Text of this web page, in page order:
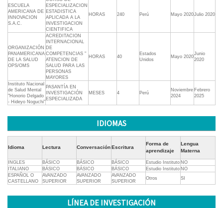
ESCUELA
AMERICANA DE
INNOVACION
S.A.C.
ESPECIALIZACION
ESTADISTICA
APLICADA A LA
INVESTIGACION
CIENTIFICA
HORAS 240 Perú Mayo 2020Julio 2020
ORGANIZACIÓN
PANAMERICANA
DE LA SALUD
OPS/OMS
ACREDITACION
INTERNACIONAL
DE
COMPETENCIAS "
ATENCION DE
SALUD PARA LAS
PERSONAS
MAYORES
HORAS 40
Estados
Unidos
Mayo 2020
Junio
2020
Instituto Nacional
de Salud Mental
"Honorio Delgado
- Hideyo Noguchi"
PASANTÍA EN
INVESTIGACIÓN
ESPECIALIZADA
MESES 4 Perú
Noviembre
2024
Febrero
2025
IDIOMAS
Idioma Lectura ConversaciónEscritura
Forma de
aprendizaje
Lengua
Materna
INGLES BÁSICO BÁSICO BÁSICO Estudio Instituto NO
ITALIANO
BÁSICO BÁSICO BÁSICO Estudio Instituto NO
ESPAÑOL O
CASTELLANO
AVANZADO
SUPERIOR
AVANZADO
SUPERIOR
AVANZADO
SUPERIOR
Otros SI
LÍNEA DE INVESTIGACIÓN